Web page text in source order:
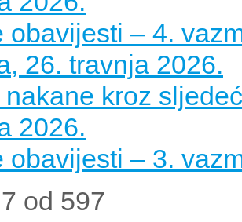
obavijesti – 4.
26. travnja 2026.
nakane kroz
2026.
obavijesti – 3.
od 597